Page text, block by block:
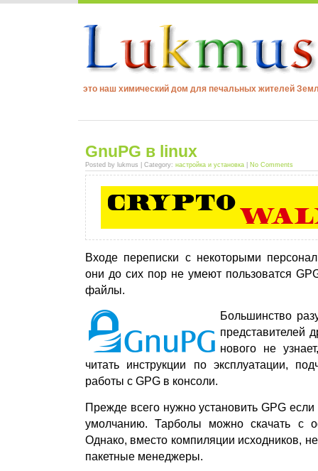
это наш химический дом для печальных жителей
GnuPG в linux
Posted by lukmus | Category: настройка и установка No Comments
Входе переписки с некоторыми
они до сих пор не умеют пользоватся
файлы.
Большинство
представителей
нового не
читать инструкции по эксплуатации,
работы с GPG в консоли.
Прежде всего нужно установить GPG
умолчанию. Тарболы можно скачать с
Однако, вместо компиляции исходников,
пакетные менеджеры.